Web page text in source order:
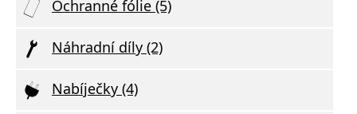
Ochranné fólie (5)
Náhradní díly (2)
Nabíječky (4)